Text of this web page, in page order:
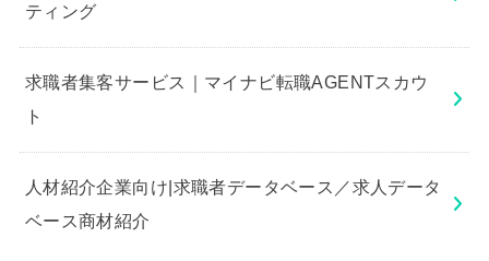
ティング
求職者集客サービス｜マイナビ転職AGENTスカウ
ト
人材紹介企業向け|求職者データベース／求人データ
ベース商材紹介